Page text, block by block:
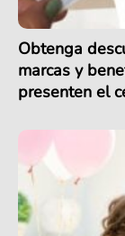
Obtenga
marcas y
presenten el